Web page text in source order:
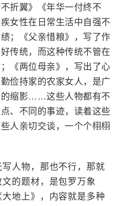
折翼》《年华一付终不
女性在日常生活中自强不
；《父亲惜粮》，写了作
传统，而这种传统不管在
《两位母亲》，写出了心
俭持家的农家女人，是广
的缩影……这些人物都有不
、不同的事迹，读着这些
人亲切交谈，一个个栩栩
人物，那也不行，那就
的题材，是包罗万象
地上》，内容就是多种